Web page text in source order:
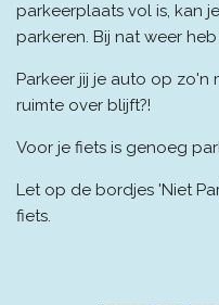
parkeerplaats vol is, kan
parkeren. Bij nat weer
Parkeer jij je auto op zo'n
ruimte over blijft?!
Voor je fiets is genoeg
Let op de bordjes 'Niet
fiets.